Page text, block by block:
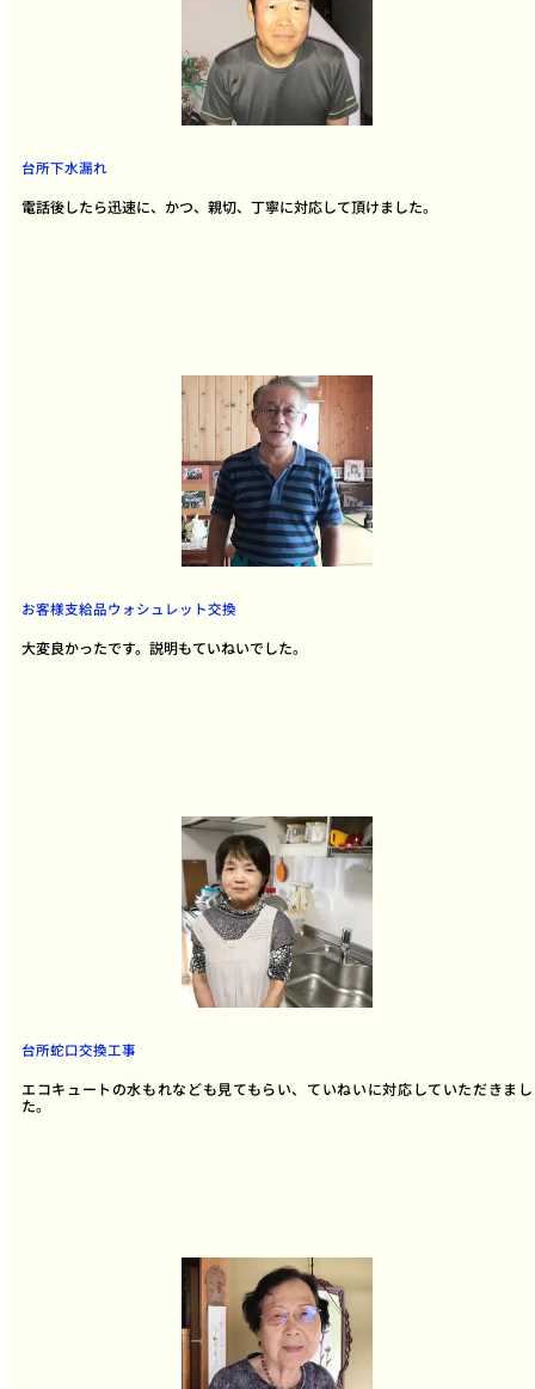
台所下水漏れ
電話後したら迅速に、かつ、親切、丁寧に対応して頂けました。
お客様支給品ウォシュレット交換
大変良かったです。説明もていねいでした。
台所蛇口交換工事
エコキュートの水もれなども見てもらい、ていねいに対応していただきまし
た。